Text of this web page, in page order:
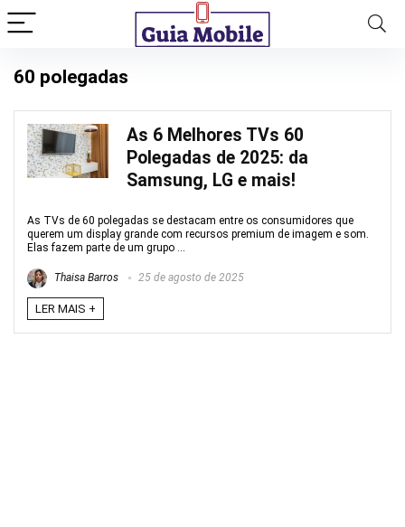
60 polegadas
As 6 Melhores TVs 60
Polegadas de 2025: da
Samsung, LG e mais!
As TVs de 60 polegadas se destacam entre os consumidores que
querem um display grande com recursos premium de imagem e som.
Elas fazem parte de um grupo ...
Thaisa Barros 25 de agosto de 2025
LER MAIS +